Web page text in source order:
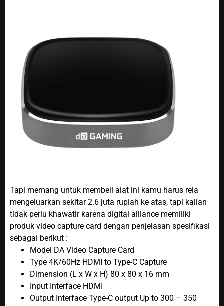
Tapi memang untuk membeli alat ini kamu harus rela
mengeluarkan sekitar 2.6 juta rupiah ke atas, tapi kalian
tidak perlu khawatir karena digital alliance memiliki
produk video capture card dengan penjelasan spesifikasi
sebagai berikut :
Model DA Video Capture Card
Type 4K/60Hz HDMI to Type-C Capture
Dimension (L x W x H) 80 x 80 x 16 mm
Input Interface HDMI
Output Interface Type-C output Up to 300 – 350